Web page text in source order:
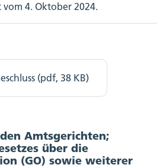
4. Oktober 2024.
(pdf, 38 KB)
Amtsgerichten;
über die
(GO) sowie weiterer